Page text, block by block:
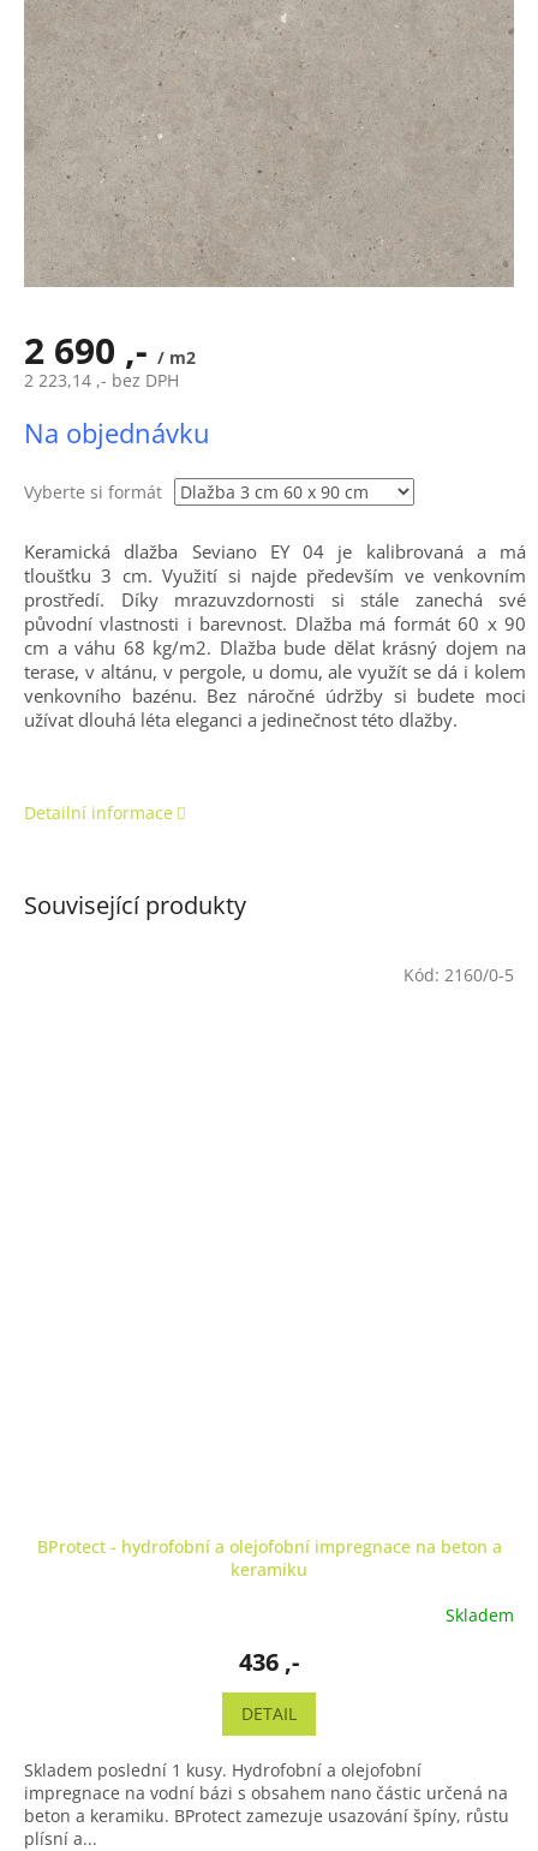
2 690 ,- / m2
2 223,14 ,- bez DPH
cena:
Na objednávku
Vyberte si formát
Keramická dlažba Seviano EY 04 je kalibrovaná a má
tloušťku 3 cm. Využití si najde především ve venkovním
prostředí. Díky mrazuvzdornosti si stále zanechá své
původní vlastnosti i barevnost. Dlažba má formát 60 x 90
cm a váhu 68 kg/m2. Dlažba bude dělat krásný dojem na
terase, v altánu, v pergole, u domu, ale využít se dá i kolem
venkovního bazénu. Bez náročné údržby si budete moci
užívat dlouhá léta eleganci a jedinečnost této dlažby.
Detailní informace
Související produkty
BProtect - hydrofobní a olejofobní impregnace na beton a
keramiku
Skladem
436 ,-
DETAIL
Skladem poslední 1 kusy. Hydrofobní a olejofobní
impregnace na vodní bázi s obsahem nano částic určená na
beton a keramiku. BProtect zamezuje usazování špíny, růstu
plísní a...
Kód: 2160/0-5